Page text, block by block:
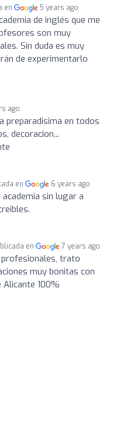
en 5 years ago
de inglés que me
son muy
Sin duda es muy
de experimentarlo
ago
preparadisima en todos
decoracion...
en 6 years ago
sin lugar a
en 7 years ago
profesionales, trato
muy bonitas con
100%